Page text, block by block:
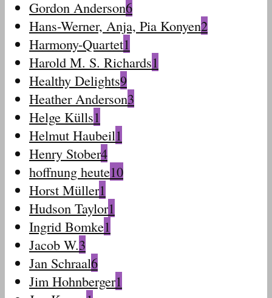
Gordon Anderson6
Hans-Werner, Anja, Pia Konyen2
Harmony-Quartet1
Harold M. S. Richards1
Healthy Delights9
Heather Anderson3
Helge Külls1
Helmut Haubeil1
Henry Stober4
hoffnung heute10
Horst Müller1
Hudson Taylor1
Ingrid Bomke1
Jacob W.3
Jan Schraal6
Jim Hohnberger1